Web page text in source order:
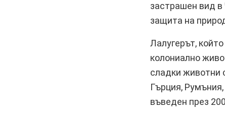
застрашен вид
защита на
Лалугерът,
колониално
сладки животни
Гърция,
въведен през